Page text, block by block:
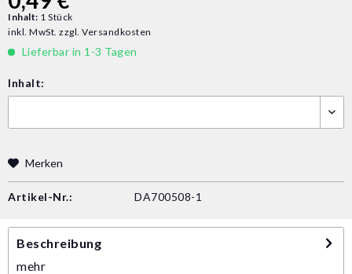
Inhalt: 1 Stück
inkl. MwSt. zzgl. Versandkosten
Lieferbar in 1-3 Tagen
Inhalt:
Merken
Artikel-Nr.: DA700508-1
Beschreibung
mehr